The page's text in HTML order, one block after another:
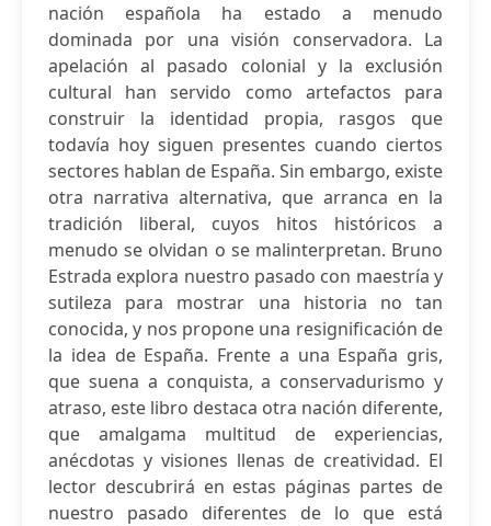
nación española ha estado a menudo
dominada por una visión conservadora. La
apelación al pasado colonial y la exclusión
cultural han servido como artefactos para
construir la identidad propia, rasgos que
todavía hoy siguen presentes cuando ciertos
sectores hablan de España. Sin embargo, existe
otra narrativa alternativa, que arranca en la
tradición liberal, cuyos hitos históricos a
menudo se olvidan o se malinterpretan. Bruno
Estrada explora nuestro pasado con maestría y
sutileza para mostrar una historia no tan
conocida, y nos propone una resignificación de
la idea de España. Frente a una España gris,
que suena a conquista, a conservadurismo y
atraso, este libro destaca otra nación diferente,
que amalgama multitud de experiencias,
anécdotas y visiones llenas de creatividad. El
lector descubrirá en estas páginas partes de
nuestro pasado diferentes de lo que está